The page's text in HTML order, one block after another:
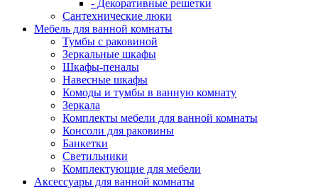
- Декоративные решетки
Сантехнические люки
Мебель для ванной комнаты
Тумбы с раковиной
Зеркальные шкафы
Шкафы-пеналы
Навесные шкафы
Комоды и тумбы в ванную комнату
Зеркала
Комплекты мебели для ванной комнаты
Консоли для раковины
Банкетки
Светильники
Комплектующие для мебели
Аксессуары для ванной комнаты